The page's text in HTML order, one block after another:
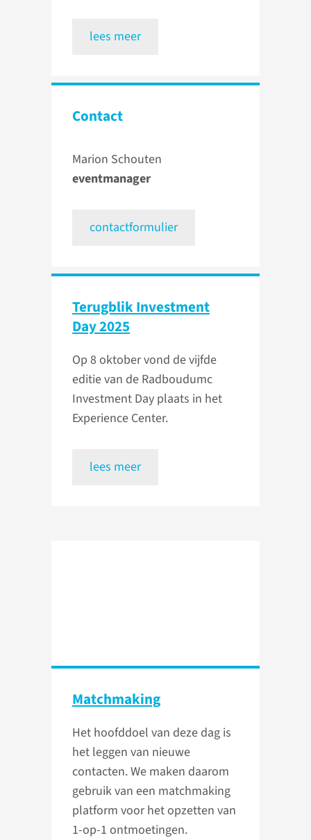
lees meer
Contact
Marion Schouten
eventmanager
contactformulier
Terugblik Investment
Day 2025
Op 8 oktober vond de vijfde
editie van de Radboudumc
Investment Day plaats in het
Experience Center.
lees meer
Matchmaking
Het hoofddoel van deze dag is
het leggen van nieuwe
contacten. We maken daarom
gebruik van een matchmaking
platform voor het opzetten van
1-op-1 ontmoetingen.